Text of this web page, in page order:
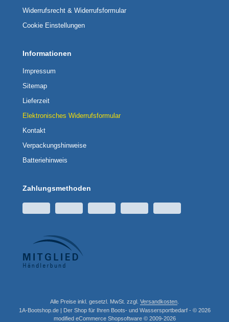
Widerrufsrecht & Widerrufsformular
Cookie Einstellungen
Informationen
Impressum
Sitemap
Lieferzeit
Elektronisches Widerrufsformular
Kontakt
Verpackungshinweise
Batteriehinweis
Zahlungsmethoden
Alle Preise inkl. gesetzl. MwSt. zzgl. Versandkosten
1A-Bootshop.de | Der Shop für Ihren Boots- und Wassersportbedarf - © 2026
modified eCommerce Shopsoftware © 2009-2026